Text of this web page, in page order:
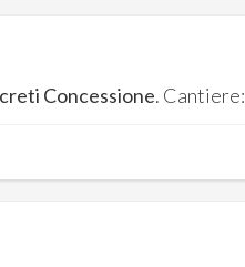
Concessione. Cantiere: